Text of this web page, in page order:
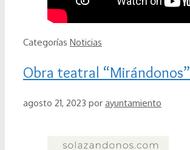
Categorías Noticias
Obra teatral “Mirándonos”
agosto 21, 2023 por ayuntamiento